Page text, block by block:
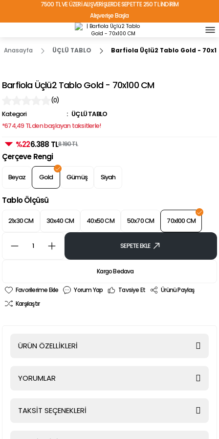
7500 TL VE ÜZERİ ALIŞVERİŞLERDE SEPETTE 250 TL İNDİRİM
Alışverişe Başla
TÜRKİYE'NİN HER YERİNE ÜCRETSİZ KARGO!
Anasayfa ÜÇLÜ TABLO Barfiola Üçlü2 Tablo Gold -
Barfiola Üçlü2 Tablo Gold - 70x100 CM
(0)
Kategori
ÜÇLÜ TABLO
*674,49 TL den başlayan taksitlerle!
%226.388 TL8.190 TL
Çerçeve Rengi
Beyaz Gold Gümüş Siyah
Tablo Ölçüsü
21x30 CM 30x40 CM 40x50 CM 50x70 CM 70x100 CM
SEPETE EKLE
Kargo Bedava
Yorum Yap Tavsiye Et
Ürünü Paylaş
Karşılaştır
ÜRÜN ÖZELLİKLERİ
YORUMLAR
TAKSİT SEÇENEKLERİ